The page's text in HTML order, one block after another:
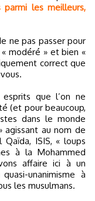
parmi les meilleurs,
ne pas passer pour
modéré » et bien «
correct que
que l’on ne
(et pour beaucoup,
dans le monde
agissant au nom de
Qaïda, ISIS, « loups
à la Mohammed
affaire ici à un
unanimisme à
les musulmans.